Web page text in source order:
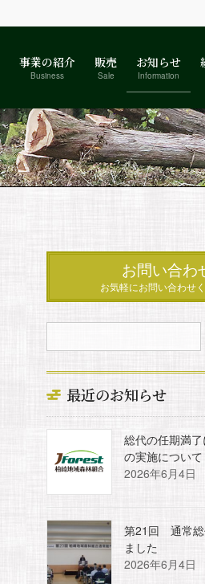
事業の紹介
Business
販売
Sale
お知らせ
Information
お問い合わ
お気軽にお問い合わせ
最近のお知らせ
総代の任期満
の実施について
2026年6月4日
第21回 通常総
ました
2026年6月4日